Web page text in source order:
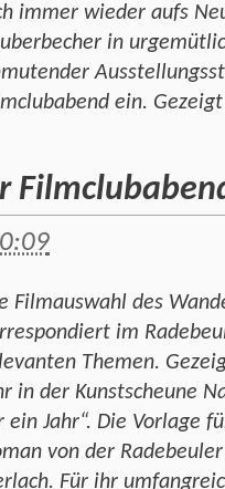
immer wieder aufs
in
ein.
Filmauswahl des
im
Themen.
in der Kunstscheune
ein Jahr“. Die Vorlage
von der
Für ihr